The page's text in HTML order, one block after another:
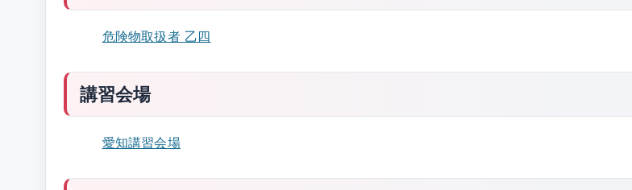
危険物取扱者 乙四
講習会場
愛知講習会場